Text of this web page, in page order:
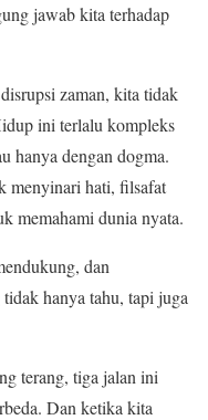
jawab kita terhadap
zaman, kita tidak
ini terlalu kompleks
hanya dengan dogma.
menyinari hati, filsafat
memahami dunia nyata.
dan
hanya tahu, tapi juga
terang, tiga jalan ini
Dan ketika kita